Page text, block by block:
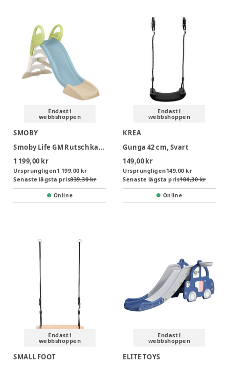
Endast i
webbshoppen
SMOBY
Smoby Life GM Rutschkana Med Vattenanslutning
1 199,00 kr
Ursprungligen1 199,00 kr
Senaste lägsta pris839,30 kr
Online
Endast i
webbshoppen
KREA
Gunga 42 cm, Svart
149,00 kr
Ursprungligen149,00 kr
Senaste lägsta pris104,30 kr
Online
Endast i
webbshoppen
SMALL FOOT
Endast i
webbshoppen
ELITE TOYS